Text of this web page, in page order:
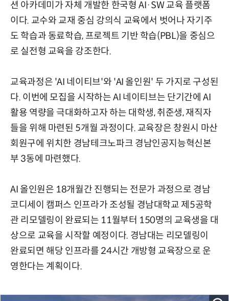
션 아카데미가 자체 개발한 한국형 AI·SW 교육 플랫폼
이다. 교수와 교재 중심 강의식 교육에서 벗어나 자기주
도 학습과 동료학습, 프로젝트 기반 학습(PBL)을 중심으
로 실전형 교육을 강조한다.
교육과정은 'AI 네이티브'와 'AI 올인원' 두 가지로 구성된
다. 이번에 모집을 시작하는 AI 네이티브는 단기간에 AI
활용 역량을 극대화하고자 하는 대학생, 취준생, 재직자
들을 위해 마련된 5개월 과정이다. 교육장은 창원시 마산
회원구에 위치한 경남테크노파크 경남인공지능혁신본
부 3동에 마련했다.
AI 올인원은 18개월간 진행되는 전문가 과정으로 경남
코디세이 캠퍼스 인프라가 조성될 경남대학교 제5공학
관 리모델링이 완료되는 11월부터 150명의 교육생을 대
상으로 교육을 시작할 예정이다. 경남대는 리모델링이
완료되면 해당 인프라를 24시간 개방형 교육장으로 운
영한다는 계획이다.